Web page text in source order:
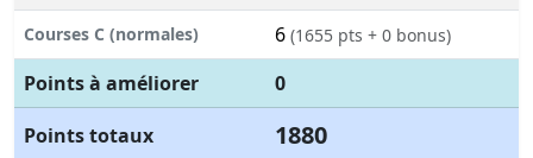
Courses C (normales) 6 (1655 pts + 0 bonus)
Points à améliorer
0
Points totaux
1880